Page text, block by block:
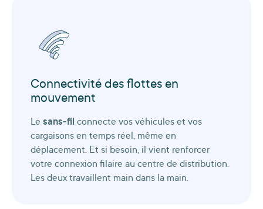
Connectivité des flottes en
mouvement
Le sans-fil connecte vos véhicules et vos
cargaisons en temps réel, même en
déplacement. Et si besoin, il vient renforcer
votre connexion filaire au centre de distribution.
Les deux travaillent main dans la main.